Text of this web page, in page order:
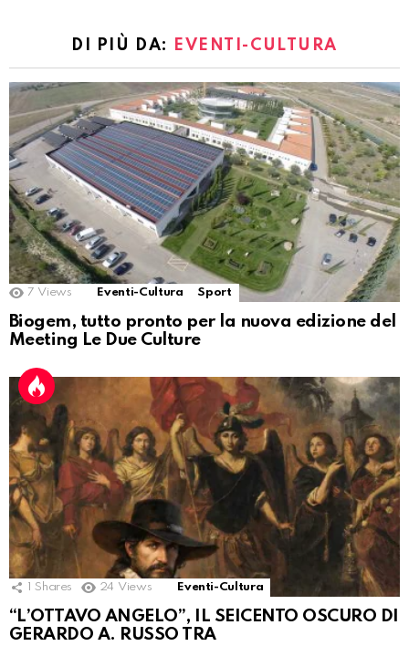
DI PIÙ DA: EVENTI-CULTURA
7 Views Eventi-Cultura Sport
Biogem, tutto pronto per la nuova edizione del
Meeting Le Due Culture
Shares 24 Views Eventi-Cultura
“L’OTTAVO ANGELO”, IL SEICENTO OSCURO DI
GERARDO A. RUSSO TRA